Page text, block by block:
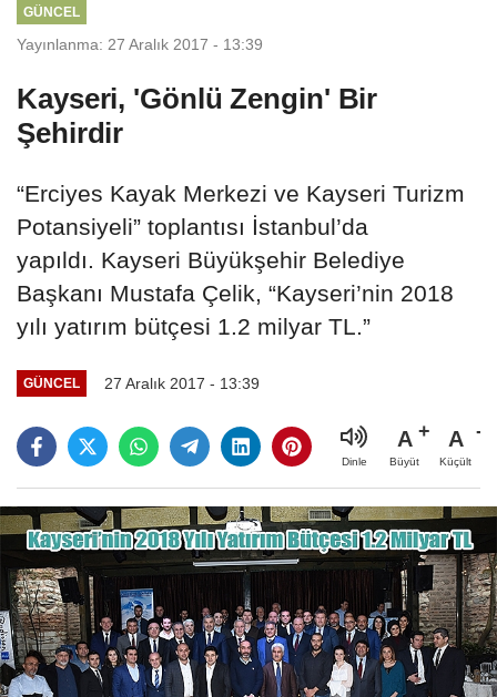
GÜNCEL
Yayınlanma: 27 Aralık 2017 - 13:39
Kayseri, 'Gönlü Zengin' Bir
Şehirdir
“Erciyes Kayak Merkezi ve Kayseri Turizm
Potansiyeli” toplantısı İstanbul’da
yapıldı. Kayseri Büyükşehir Belediye
Başkanı Mustafa Çelik, “Kayseri’nin 2018
yılı yatırım bütçesi 1.2 milyar TL.”
GÜNCEL 27 Aralık 2017 - 13:39
Dinle
A
Büyüt
A
Küçült